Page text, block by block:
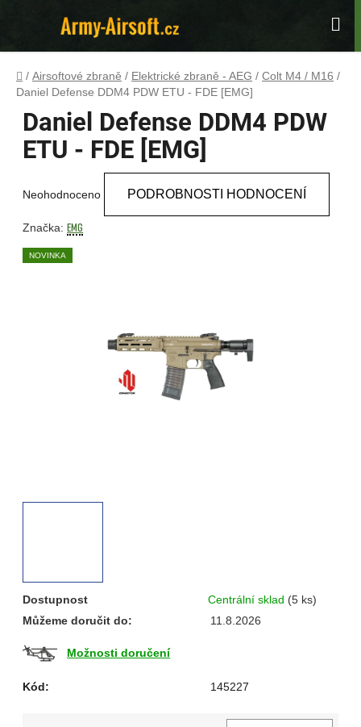
Domů
/ Airsoftové zbraně / Elektrické zbraně - AEG / Colt M4 / M16 /
Daniel Defense DDM4 PDW ETU - FDE [EMG]
Dostupnost Centrální sklad (5 ks)
Můžeme doručit do:
11.8.2026
Možnosti doručení
Kód: 145227
Daniel Defense DDM4 PDW
ETU - FDE [EMG]
produktu
je
Neohodnoceno PODROBNOSTI HODNOCENÍ
Značka:EMG
NOVINKA